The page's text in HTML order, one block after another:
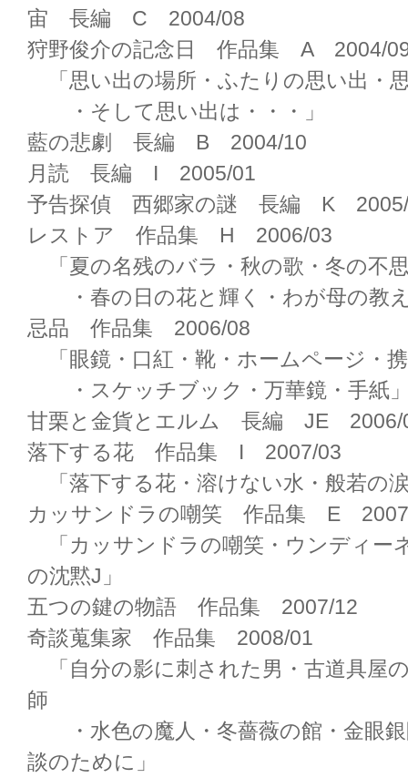
宙 長編 C 2004/08
狩野俊介の記念日 作品集 A 2004/
「思い出の場所・ふたりの思い出・
・そして思い出は・・・」
藍の悲劇 長編 B 2004/10
月読 長編 I 2005/01
予告探偵 西郷家の謎 長編 K
レストア 作品集 H 2006/03
「夏の名残のバラ・秋の歌・冬の不
・春の日の花と輝く・わが母の教
忌品 作品集 2006/08
「眼鏡・口紅・靴・ホームページ・
・スケッチブック・万華鏡・手紙
甘栗と金貨とエルム 長編 JE 2006/
落下する花 作品集 I 2007/03
「落下する花・溶けない水・般若の
カッサンドラの嘲笑 作品集 E
「カッサンドラの嘲笑・ウンディー
の沈黙J」
五つの鍵の物語 作品集 2007/12
奇談蒐集家 作品集 2008/01
「自分の影に刺された男・古道具屋
師
・水色の魔人・冬薔薇の館・金眼銀
談のために」